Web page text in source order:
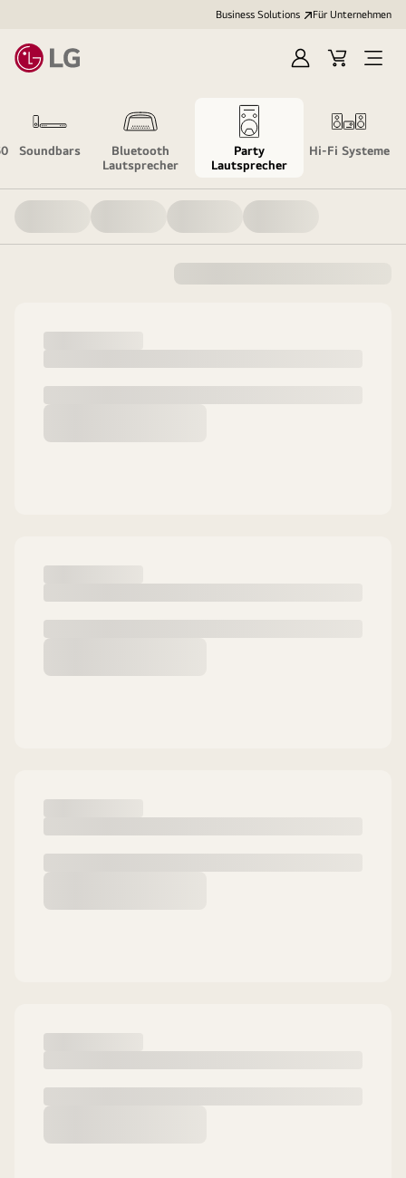
Business Solutions Für Unternehmen
Anmelden
Cart
Open
Soundbars
Bluetooth
Lautsprecher
Party
Lautsprecher
Hi-Fi Systeme